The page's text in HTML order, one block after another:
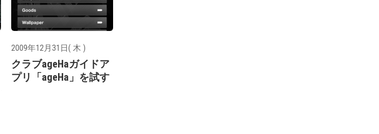
2009年12月31日( 木 )
クラブageHaガイドア
プリ「ageHa」を試す